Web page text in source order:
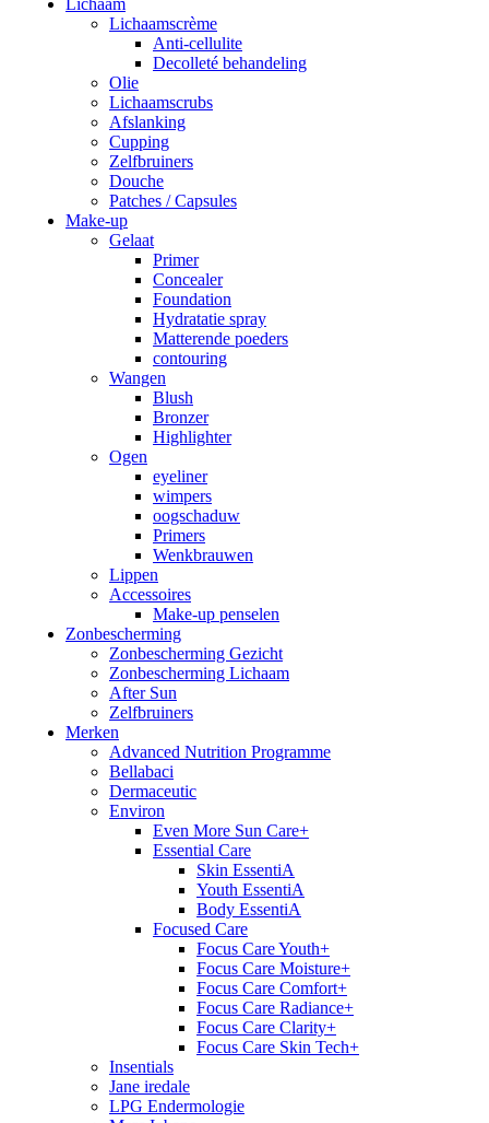
Lichaam
Lichaamscrème
Anti-cellulite
Decolleté behandeling
Olie
Lichaamscrubs
Afslanking
Cupping
Zelfbruiners
Douche
Patches / Capsules
Make-up
Gelaat
Primer
Concealer
Foundation
Hydratatie spray
Matterende poeders
contouring
Wangen
Blush
Bronzer
Highlighter
Ogen
eyeliner
wimpers
oogschaduw
Primers
Wenkbrauwen
Lippen
Accessoires
Make-up penselen
Zonbescherming
Zonbescherming Gezicht
Zonbescherming Lichaam
After Sun
Zelfbruiners
Merken
Advanced Nutrition Programme
Bellabaci
Dermaceutic
Environ
Even More Sun Care+
Essential Care
Skin EssentiA
Youth EssentiA
Body EssentiA
Focused Care
Focus Care Youth+
Focus Care Moisture+
Focus Care Comfort+
Focus Care Radiance+
Focus Care Clarity+
Focus Care Skin Tech+
Insentials
Jane iredale
LPG Endermologie